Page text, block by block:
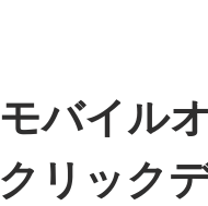
モバイル
クリック